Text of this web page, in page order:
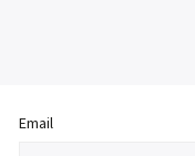
Email